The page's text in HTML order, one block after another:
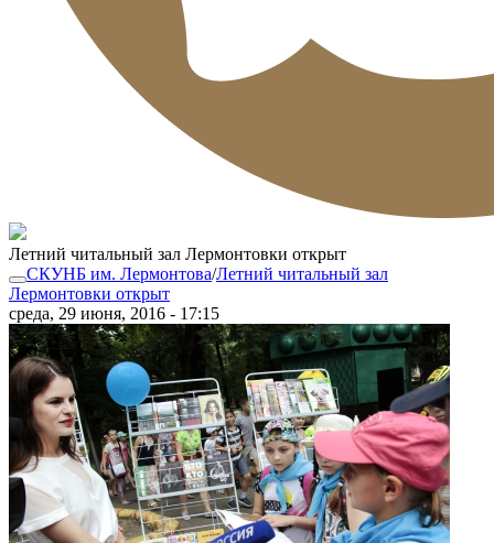
Летний читальный зал Лермонтовки открыт
СКУНБ им. Лермонтова/Летний читальный зал
Лермонтовки открыт
среда, 29 июня, 2016 - 17:15